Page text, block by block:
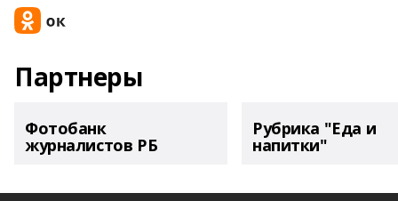
Партнеры
Фотобанк
журналистов РБ
Рубрика "Еда и
напитки"